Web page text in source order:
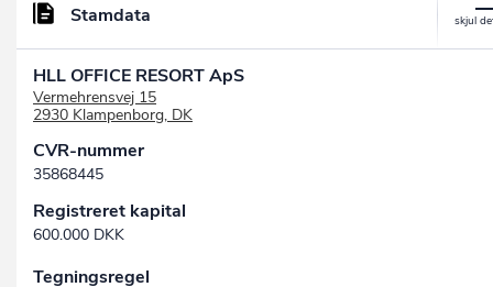
Stamdata
HLL OFFICE RESORT ApS
Vermehrensvej 15
2930 Klampenborg, DK
CVR-nummer
35868445
Registreret kapital
600.000 DKK
Tegningsregel